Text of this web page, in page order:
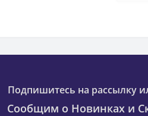
Подпишитесь на рассылку
Сообщим о Новинках и